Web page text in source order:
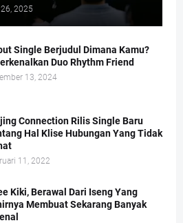
2025
Single Berjudul Dimana Kamu?
Duo Rhythm Friend
13, 2024
Connection Rilis Single Baru
Hal Klise Hubungan Yang Tidak
11, 2022
Kiki, Berawal Dari Iseng Yang
Membuat Sekarang Banyak